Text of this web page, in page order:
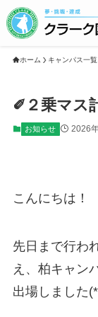
ホーム キャンパス一覧
✐２乗マス
お知らせ 2026
こんにちは！
先日まで行わ
え、柏キャン
出場しました